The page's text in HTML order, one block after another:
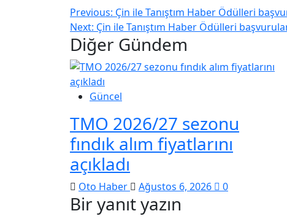
Previous: Çin ile Tanıştım Haber Ödülleri
Next: Çin ile Tanıştım Haber Ödülleri
Diğer Gündem
Güncel
TMO 2026/27 sezonu
fındık alım fiyatlarını
açıkladı
Oto Haber Ağustos 6, 2026 0
Bir yanıt yazın